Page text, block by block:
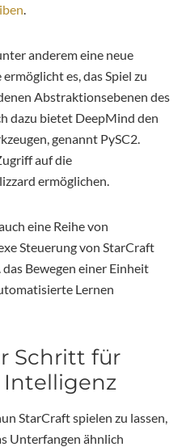
.
anderem eine neue
es, das Spiel zu
Abstraktionsebenen des
dazu bietet DeepMind den
genannt PySC2.
auf die
ermöglichen.
eine Reihe von
Steuerung von StarCraft
Bewegen einer Einheit
Lernen
Schritt für
StarCraft spielen zu lassen,
Unterfangen ähnlich